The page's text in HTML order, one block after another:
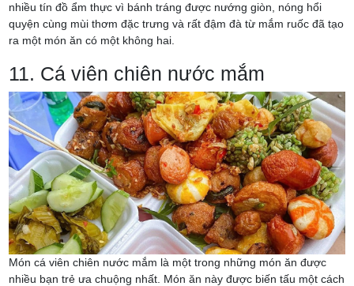
nhiều tín đồ ẩm thực vì bánh tráng được nướng giòn, nóng hổi
quyện cùng mùi thơm đặc trưng và rất đậm đà từ mắm ruốc đã tạo
ra một món ăn có một không hai.
11. Cá viên chiên nước mắm
Món cá viên chiên nước mắm là một trong những món ăn được
nhiều bạn trẻ ưa chuộng nhất. Món ăn này được biến tấu một cách